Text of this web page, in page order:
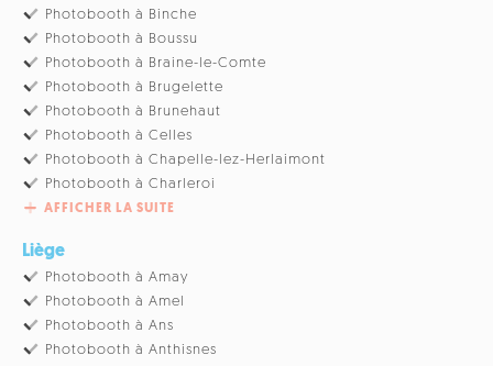
Photobooth à Binche
Photobooth à Boussu
Photobooth à Braine-le-Comte
Photobooth à Brugelette
Photobooth à Brunehaut
Photobooth à Celles
Photobooth à Chapelle-lez-Herlaimont
Photobooth à Charleroi
AFFICHER LA SUITE
Liège
Photobooth à Amay
Photobooth à Amel
Photobooth à Ans
Photobooth à Anthisnes